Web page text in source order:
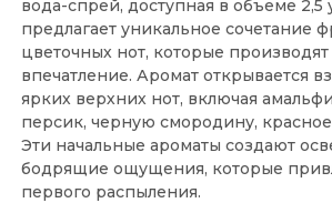
вода-спрей, доступная в объеме 2,5
предлагает уникальное сочетание
цветочных нот, которые
впечатление. Аромат открывается
ярких верхних нот, включая
персик, черную смородину,
Эти начальные ароматы создают
бодрящие ощущения, которые
первого распыления.